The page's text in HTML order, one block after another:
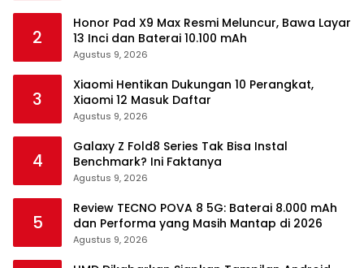
2
Honor Pad X9 Max Resmi Meluncur, Bawa Layar
13 Inci dan Baterai 10.100 mAh
Agustus 9, 2026
3
Xiaomi Hentikan Dukungan 10 Perangkat,
Xiaomi 12 Masuk Daftar
Agustus 9, 2026
4
Galaxy Z Fold8 Series Tak Bisa Instal
Benchmark? Ini Faktanya
Agustus 9, 2026
5
Review TECNO POVA 8 5G: Baterai 8.000 mAh
dan Performa yang Masih Mantap di 2026
Agustus 9, 2026